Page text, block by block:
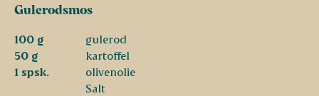
Gulerodsmos
100 g
gulerod
50 g
kartoffel
1 spsk.
olivenolie
Salt